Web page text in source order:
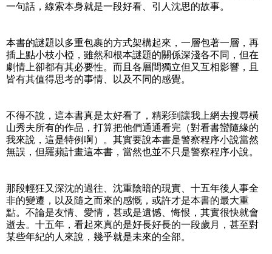
一句話，線索本身就是一段好看、引人沈思的故事。
本書的謎題以多重包裹的方式架構起來，一層包著一層，再
插上點小枝小椏，雖然和根本謎題的關係深淺各不同，但在
劇情上卻都有其必要性。而且各層間獨立但又互相影響，且
皆有其值得思考的事情、以及不同的感覺。
不得不說，這本書真是太好看了，精彩到讓我上網去搜尋橫
山秀夫所有的作品，打算把他們通通看完（對看書蠻隨緣的
我來說，這是特例啊）。其實要說本書是警察程序小說當然
無誤，但羅蘋計畫這本書，當然也並不只是警察程序小說。
那段輕狂又深沈的過往、沈重陰暗的現實、十五年後人事全
非的變遷，以及隨之而來的感慨，或許才是本書的最大重
點。不論是友情、愛情，甚或是遺憾、悔恨，其實很快就會
逝去。十五年，看起來真的是好長好長的一段歲月，甚至對
某些年紀的人來說，幾乎就是未來的全部。